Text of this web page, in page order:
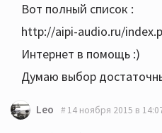
Вот полный список :
http://aipi-audio.ru/
Интернет в помощь :)
Думаю выбор
Leo 14 ноября 2015 в